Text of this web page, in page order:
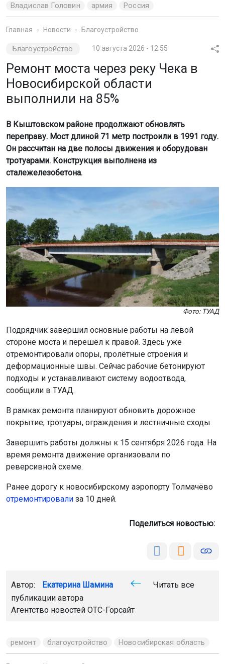
Владислав Головин армия Россия
Главная Новости Благоустройство
Благоустройство 10 августа 2026 - 12:55
Ремонт моста через реку Чека в
Новосибирской области
выполнили на 85%
В Кыштовском районе продолжают обновлять
переправу. Мост длиной 71 метр построили в 1991 году.
Он рассчитан на две полосы движения и оборудован
тротуарами. Конструкция выполнена из
сталежелезобетона.
Фото: ТУАД
Подрядчик завершил основные работы на левой
стороне моста и перешёл к правой. Здесь уже
отремонтировали опоры, пролётные строения и
деформационные швы. Сейчас рабочие бетонируют
подходы и устанавливают систему водоотвода,
сообщили в ТУАД.
В рамках ремонта планируют обновить дорожное
покрытие, тротуары, ограждения и лестничные сходы.
Завершить работы должны к 15 сентября 2026 года. На
время ремонта движение организовали по
реверсивной схеме.
Ранее дорогу к новосибирскому аэропорту Толмачёво
отремонтировали за 10 дней.
Поделиться новостью:
Автор: Екатерина Шамина
Читать все
публикации автора
Агентство новостей ОТС-Горсайт
ремонт благоустройство Новосибирская область